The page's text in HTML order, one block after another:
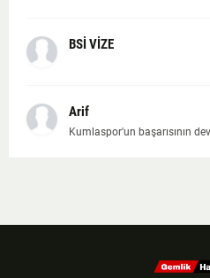
BSİ VİZE
Arif
Kumlaspor'un başarısının